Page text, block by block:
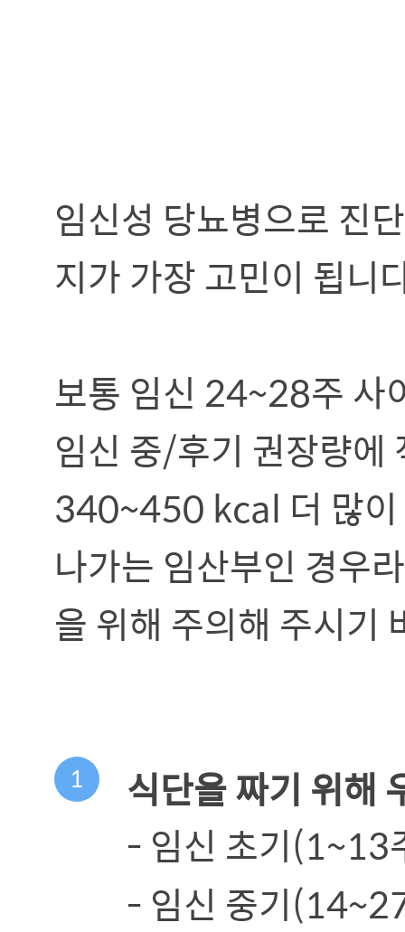
임신성 당뇨병으로 진
지가 가장 고민이 됩니
보통 임신 24~28주 사
임신 중/후기 권장량에
340~450 kcal 더 많이
나가는 임산부인 경우
을 위해 주의해 주시기
1
식단을 짜기 위해
- 임신 초기(1~13
- 임신 중기